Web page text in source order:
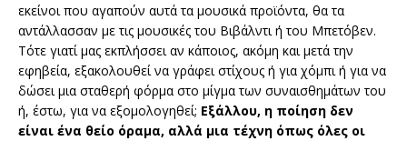
εκείνοι που αγαπούν αυτά τα μουσικά προϊόντα, θα τα
αντάλλασσαν με τις μουσικές του Βιβάλντι ή του Μπετόβεν.
Τότε γιατί μας εκπλήσσει αν κάποιος, ακόμη και μετά την
εφηβεία, εξακολουθεί να γράφει στίχους ή για χόμπι ή για να
δώσει μια σταθερή φόρμα στο μίγμα των συναισθημάτων του
ή, έστω, για να εξομολογηθεί; Εξάλλου, η ποίηση δεν
είναι ένα θείο όραμα, αλλά μια τέχνη όπως όλες οι